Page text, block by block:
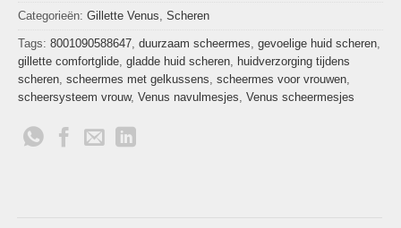
Categorieën: Gillette Venus, Scheren
Tags: 8001090588647, duurzaam scheermes, gevoelige huid scheren,
gillette comfortglide, gladde huid scheren, huidverzorging tijdens
scheren, scheermes met gelkussens, scheermes voor vrouwen,
scheersysteem vrouw, Venus navulmesjes, Venus scheermesjes